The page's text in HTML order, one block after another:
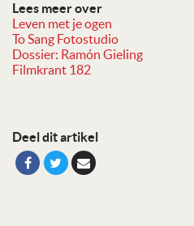
Lees meer over
Leven met je ogen
To Sang Fotostudio
Dossier: Ramón Gieling
Filmkrant 182
Deel dit artikel